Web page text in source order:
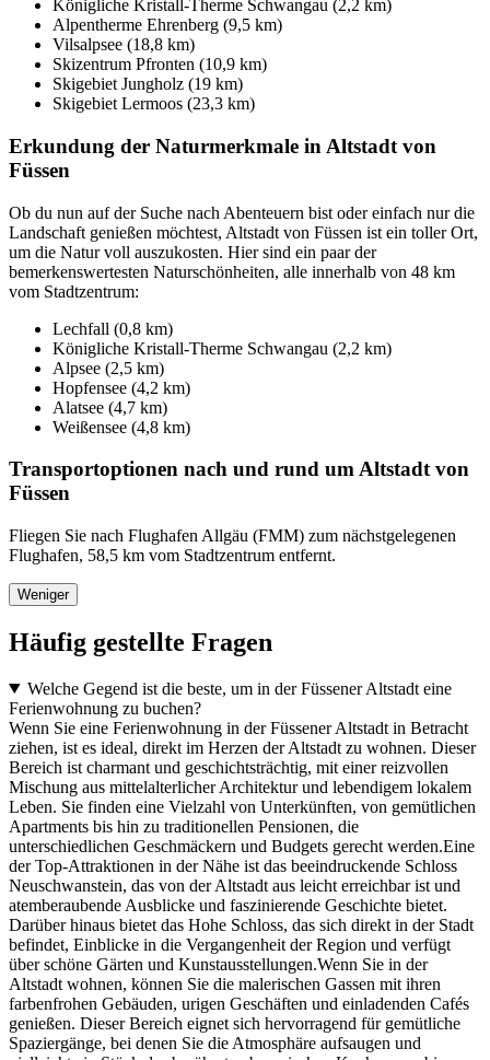
Königliche Kristall-Therme Schwangau (2,2 km)
Alpentherme Ehrenberg (9,5 km)
Vilsalpsee (18,8 km)
Skizentrum Pfronten (10,9 km)
Skigebiet Jungholz (19 km)
Skigebiet Lermoos (23,3 km)
Erkundung der Naturmerkmale in Altstadt von
Füssen
Ob du nun auf der Suche nach Abenteuern bist oder einfach nur die
Landschaft genießen möchtest, Altstadt von Füssen ist ein toller Ort,
um die Natur voll auszukosten. Hier sind ein paar der
bemerkenswertesten Naturschönheiten, alle innerhalb von 48 km
vom Stadtzentrum:
Lechfall (0,8 km)
Königliche Kristall-Therme Schwangau (2,2 km)
Alpsee (2,5 km)
Hopfensee (4,2 km)
Alatsee (4,7 km)
Weißensee (4,8 km)
Transportoptionen nach und rund um Altstadt von
Füssen
Fliegen Sie nach Flughafen Allgäu (FMM) zum nächstgelegenen
Flughafen, 58,5 km vom Stadtzentrum entfernt.
Weniger
Häufig gestellte Fragen
Welche Gegend ist die beste, um in der Füssener Altstadt eine
Ferienwohnung zu buchen?
Wenn Sie eine Ferienwohnung in der Füssener Altstadt in Betracht
ziehen, ist es ideal, direkt im Herzen der Altstadt zu wohnen. Dieser
Bereich ist charmant und geschichtsträchtig, mit einer reizvollen
Mischung aus mittelalterlicher Architektur und lebendigem lokalem
Leben. Sie finden eine Vielzahl von Unterkünften, von gemütlichen
Apartments bis hin zu traditionellen Pensionen, die
unterschiedlichen Geschmäckern und Budgets gerecht werden.Eine
der Top-Attraktionen in der Nähe ist das beeindruckende Schloss
Neuschwanstein, das von der Altstadt aus leicht erreichbar ist und
atemberaubende Ausblicke und faszinierende Geschichte bietet.
Darüber hinaus bietet das Hohe Schloss, das sich direkt in der Stadt
befindet, Einblicke in die Vergangenheit der Region und verfügt
über schöne Gärten und Kunstausstellungen.Wenn Sie in der
Altstadt wohnen, können Sie die malerischen Gassen mit ihren
farbenfrohen Gebäuden, urigen Geschäften und einladenden Cafés
genießen. Dieser Bereich eignet sich hervorragend für gemütliche
Spaziergänge, bei denen Sie die Atmosphäre aufsaugen und